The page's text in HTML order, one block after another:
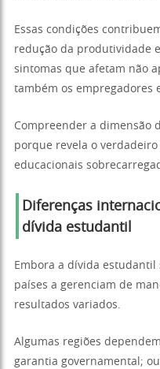
Essas condições
redução da produtividade
sintomas que afetam não
também os empregadores
Compreender a dimensão
porque revela o
educacionais
Diferenças
dívida estudantil
Embora a dívida
países a gerenciam de
resultados variados.
Algumas regiões
garantia governamental;